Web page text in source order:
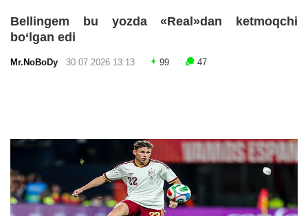
Bellingem bu yozda «Real»dan ketmoqchi
bo‘lgan edi
Mr.NoBoDy 30.07.2026 13:13 99 47